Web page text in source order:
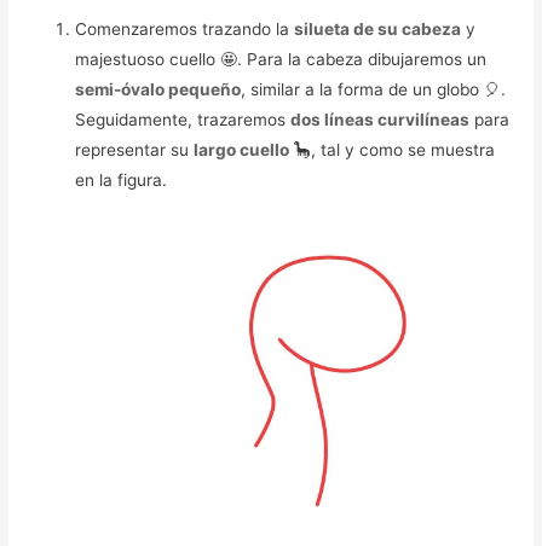
Comenzaremos trazando lasilueta de su cabeza y
majestuoso cuello 🤩. Para la cabeza dibujaremos un
semi-óvalo pequeño, similar a la forma de un globo 🎈.
Seguidamente, trazaremosdos líneas curvilíneas para
representar sulargo cuello 🦕, tal y como se muestra
en la figura.